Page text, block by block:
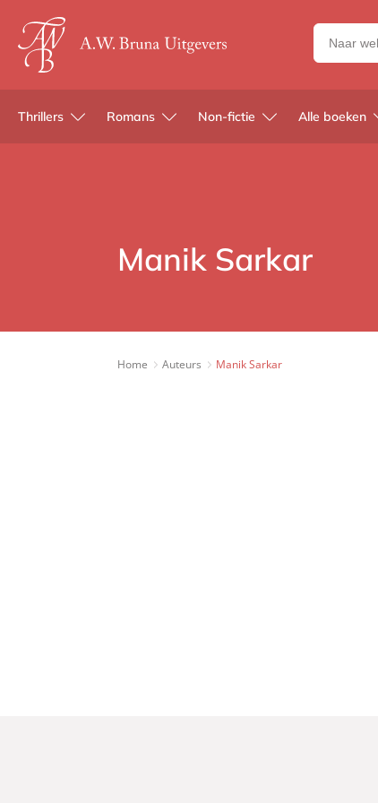
Zoeken
naar
en
uitgevers
Thrillers Romans Non-fictie Alle boeken
Manik Sarkar
Home Auteurs Manik Sarkar